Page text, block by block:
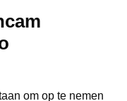
om op te nemen